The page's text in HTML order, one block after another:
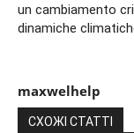
un cambiamento
dinamiche
maxwelhelp
СХОЖІ СТАТТІ